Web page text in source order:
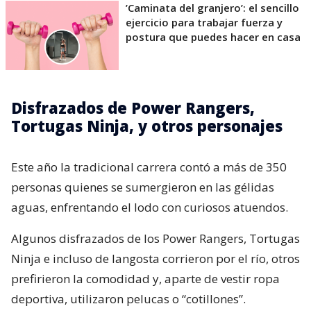
’Caminata del granjero’: el sencillo
ejercicio para trabajar fuerza y
postura que puedes hacer en casa
Disfrazados de Power Rangers,
Tortugas Ninja, y otros personajes
Este año la tradicional carrera contó a más de 350
personas quienes se sumergieron en las gélidas
aguas, enfrentando el lodo con curiosos atuendos.
Algunos disfrazados de los Power Rangers, Tortugas
Ninja e incluso de langosta corrieron por el río, otros
prefirieron la comodidad y, aparte de vestir ropa
deportiva, utilizaron pelucas o “cotillones”.